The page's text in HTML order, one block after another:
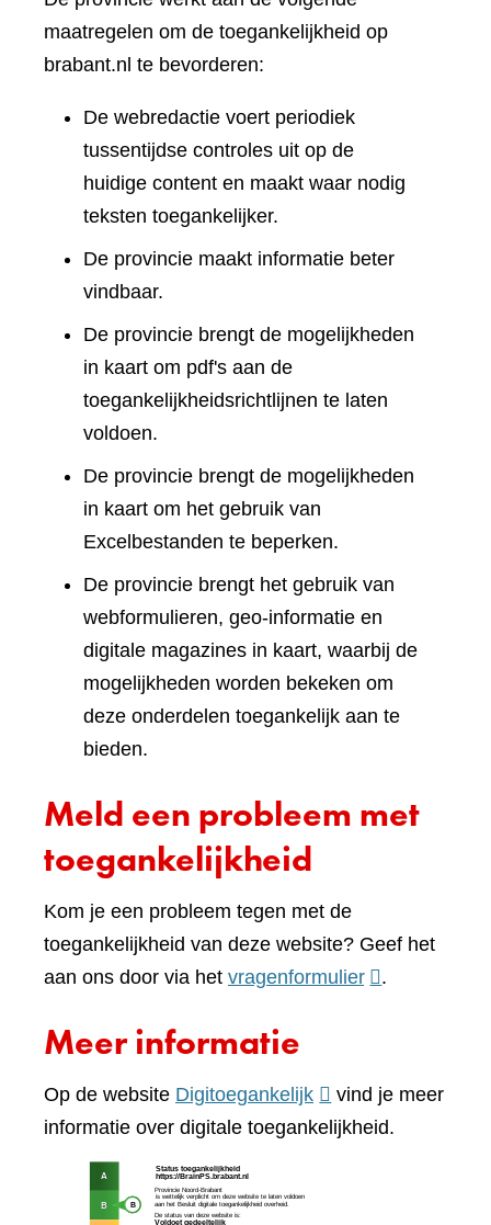
maatregelen om de toegankelijkheid op
brabant.nl te bevorderen:
De webredactie voert periodiek
tussentijdse controles uit op de
huidige content en maakt waar nodig
teksten toegankelijker.
De provincie maakt informatie beter
vindbaar.
De provincie brengt de mogelijkheden
in kaart om pdf's aan de
toegankelijkheidsrichtlijnen te laten
voldoen.
De provincie brengt de mogelijkheden
in kaart om het gebruik van
Excelbestanden te beperken.
De provincie brengt het gebruik van
webformulieren, geo-informatie en
digitale magazines in kaart, waarbij de
mogelijkheden worden bekeken om
deze onderdelen toegankelijk aan te
bieden.
Meld een probleem met
toegankelijkheid
Kom je een probleem tegen met de
toegankelijkheid van deze website? Geef het
aan ons door via het vragenformulier(verwijst
website)
.
Meer informatie
Op de website Digitoegankelijk(verwijst
naar
vind je meer
informatie over digitale toegankelijkheid.